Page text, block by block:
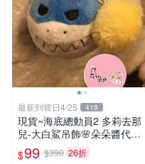
最新到貨日4/25 419
現貨~海底總動員2 多莉去那
兒-大白鯊吊飾🌸朵朵醬代購
🌸
$99 $390 26折